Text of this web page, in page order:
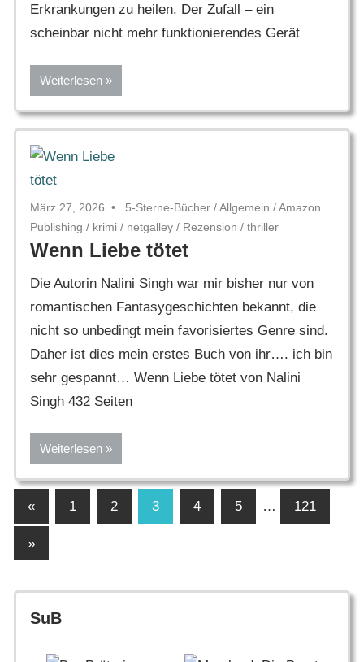
Erkrankungen zu heilen. Der Zufall – ein
scheinbar nicht mehr funktionierendes Gerät
Weiterlesen
März 27, 2026 5-Sterne-Bücher /Allgemein /Amazon
Publishing / krimi / netgalley / Rezension / thriller
Wenn Liebe tötet
Die Autorin Nalini Singh war mir bisher nur von
romantischen Fantasygeschichten bekannt, die
nicht so unbedingt mein favorisiertes Genre sind.
Daher ist dies mein erstes Buch von ihr…. ich bin
sehr gespannt… Wenn Liebe tötet von Nalini
Singh 432 Seiten
Weiterlesen
Seitennummerierung
der
Beiträge
«Vorherige
Beiträge
1 2 3 4 5 … 121
Nächste
»
SuB